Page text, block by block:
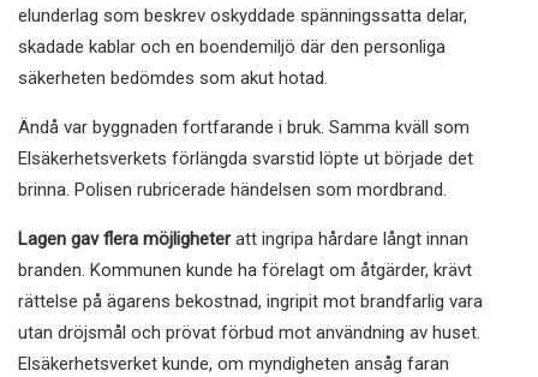
elunderlag som beskrev oskyddade spänningssatta delar,
skadade kablar och en boendemiljö där den personliga
säkerheten bedömdes som akut hotad.
Ändå var byggnaden fortfarande i bruk. Samma kväll som
Elsäkerhetsverkets förlängda svarstid löpte ut började det
brinna. Polisen rubricerade händelsen som mordbrand.
Lagen gav flera möjligheteratt ingripa hårdare långt innan
branden. Kommunen kunde ha förelagt om åtgärder, krävt
rättelse på ägarens bekostnad, ingripit mot brandfarlig vara
utan dröjsmål och prövat förbud mot användning av huset.
Elsäkerhetsverket kunde, om myndigheten ansåg faran